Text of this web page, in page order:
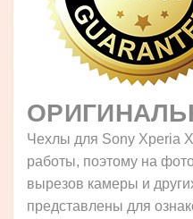
Чехлы для Sony Xperia
работы, поэтому на
вырезов камеры и
представлены для